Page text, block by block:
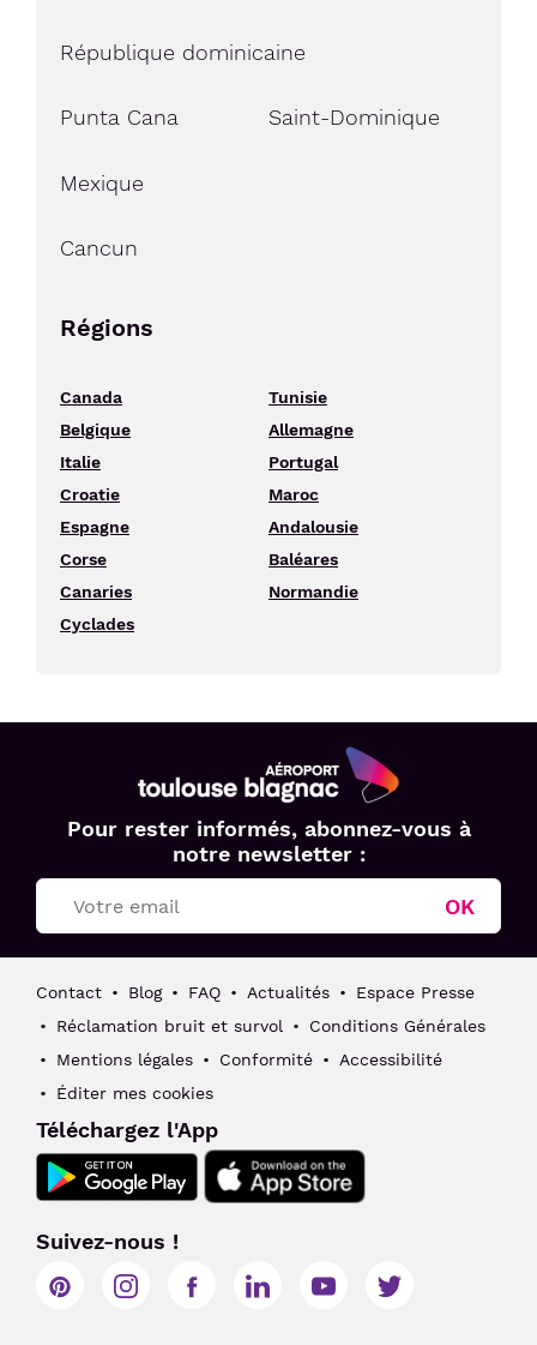
République dominicaine
Punta Cana Saint-Dominique
Mexique
Cancun
Régions
Canada
Tunisie
Belgique
Allemagne
Italie
Portugal
Croatie
Maroc
Espagne
Andalousie
Corse
Baléares
Canaries
Normandie
Cyclades
Aéroport
Toulouse
Blagnac
Pour rester informés, abonnez-vous à
notre newsletter :
OK
Contact Blog FAQ Actualités
Espace Presse
Réclamation bruit et survol
Conditions Générales
Mentions légales
Conformité
Accessibilité
Éditer mes cookies
Téléchargez l'App
Suivez-nous !